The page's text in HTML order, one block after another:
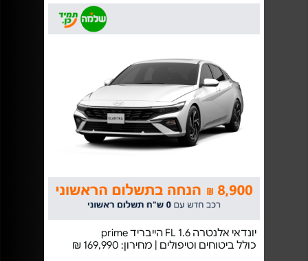
יונדאי אלנטרה 1.6 FL הייבריד prime
כולל ביטוחים וטיפולים | מחירון: 169,990 ₪